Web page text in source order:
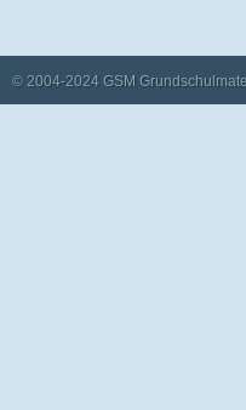
© 2004-2024 GSM